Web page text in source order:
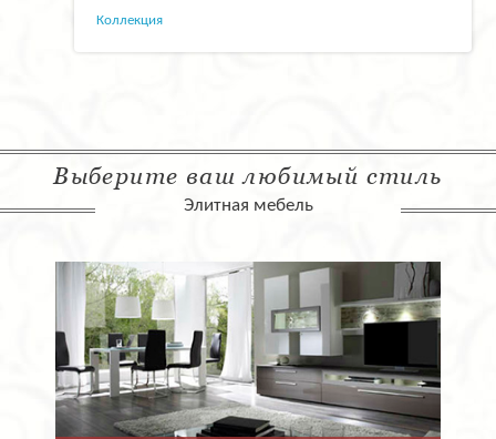
Коллекция
Выберите ваш любимый стиль
Элитная мебель